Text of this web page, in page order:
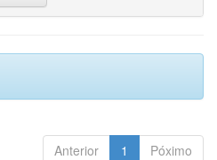
Anterior 1 Póximo